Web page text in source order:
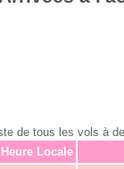
de tous les vols à
Heure Locale